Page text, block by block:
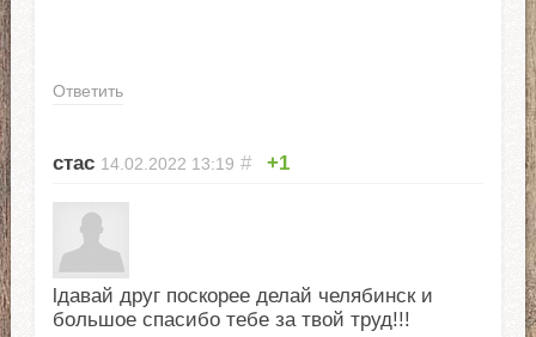
Ответить
стас 14.02.2022 13:19 # +1
lдавай друг поскорее делай челябинск и
большое спасибо тебе за твой труд!!!